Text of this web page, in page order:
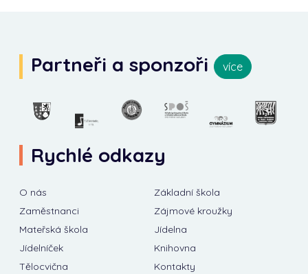
Partneři a sponzoři více
Rychlé odkazy
O nás
Základní škola
Zaměstnanci
Zájmové kroužky
Mateřská škola
Jídelna
Jídelníček
Knihovna
Tělocvična
Kontakty